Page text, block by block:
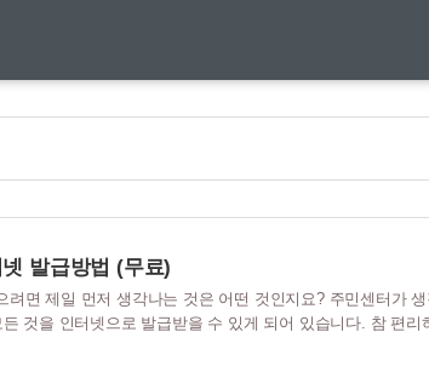
발급방법 (무료)
려면 제일 먼저 생각나는 것은 어떤 것인지요? 주민센터가
것을 인터넷으로 발급받을 수 있게 되어 있습니다. 참 편리
받을 수 있는 방법을 알아보겠습니다. 여기서 잠깐 주민등록